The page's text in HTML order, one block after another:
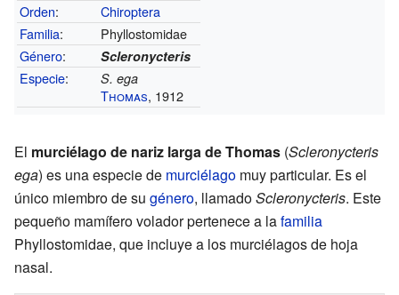
Orden:
Chiroptera
Familia:
Phyllostomidae
Género: Scleronycteris
Especie: S. ega
Thomas, 1912
El murciélago de nariz larga de Thomas (Scleronycteris
ega) es una especie de murciélago muy particular. Es el
único miembro de su género, llamadoScleronycteris. Este
pequeño mamífero volador pertenece a lafamilia
Phyllostomidae, que incluye a los murciélagos de hoja
nasal.